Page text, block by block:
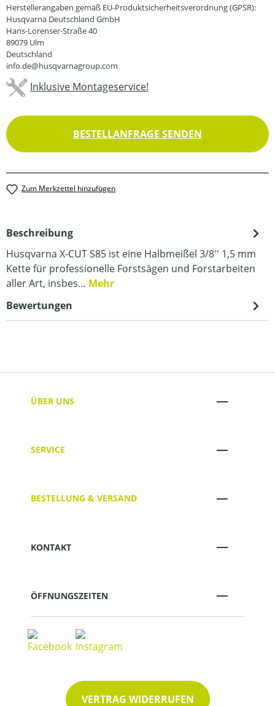
Herstellerangaben gemäß EU-Produktsicherheitsverordnung (GPSR):
Husqvarna Deutschland GmbH
Hans-Lorenser-Straße 40
89079 Ulm
Deutschland
info.de@husqvarnagroup.com
Inklusive Montageservice!
BESTELLANFRAGE SENDEN
Zum Merkzettel hinzufügen
Beschreibung
Husqvarna X-CUT S85 ist eine Halbmeißel 3/8'' 1,5 mm
Kette für professionelle Forstsägen und Forstarbeiten
aller Art, insbes… Mehr
Bewertungen
ÜBER UNS
SERVICE
BESTELLUNG & VERSAND
KONTAKT
ÖFFNUNGSZEITEN
VERTRAG WIDERRUFEN